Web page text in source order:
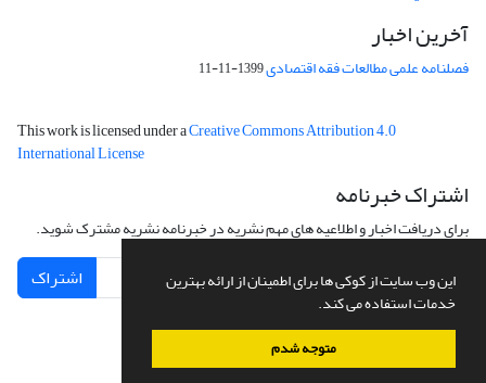
این وب سایت از کوکی ها برای اطمینان از ارائه بهترین
خدمات استفاده می کند.
متوجه شدم
آخرین اخبار
فصلنامه علمی مطالعات فقه اقتصادی1399-11-11
This work is licensed under aCreative Commons Attribution 4.0
International License
اشتراک خبرنامه
برای دریافت اخبار و اطلاعیه های مهم نشریه در خبرنامه نشریه مشترک شوید.
اشتراک
سامانه مدیریت نشریات علمی.طراحی و پیاده سازی ازسیناوب